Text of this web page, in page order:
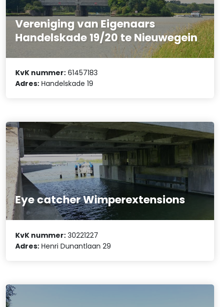
Vereniging van Eigenaars
Handelskade 19/20 te Nieuwegein
KvK nummer: 61457183
Adres: Handelskade 19
Eye catcher Wimperextensions
KvK nummer: 30221227
Adres: Henri Dunantlaan 29